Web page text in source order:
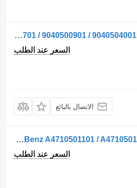
عمود الكامات Ax cu came (arbore cu came) pentru لـ الشاحنات Mercedes-Benz – Coduri: A9040500901 / A9040504001 / A9060520701 / 9040500901 / 9040504001
السعر عند الطلب
الاتصال بالبائع
عمود الكامات Ax cu came pentru A4710501101 لـ الشاحنات Mercedes-Benz A4710501101 / A4710501401
السعر عند الطلب